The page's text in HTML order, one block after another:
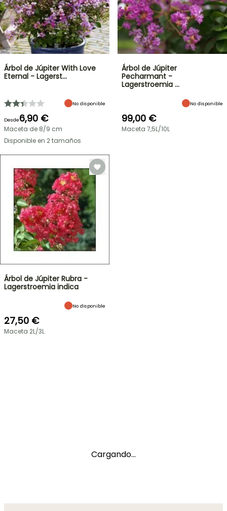
Árbol de Júpiter With Love
Eternal - Lagerst…
No disponible
Desde6,90 €
Maceta de 8/9 cm
Disponible en 2 tamaños
Árbol de Júpiter
Pecharmant -
Lagerstroemia …
No disponible
99,00 €
Maceta 7,5L/10L
Árbol de Júpiter Rubra -
Lagerstroemia indica
No disponible
27,50 €
Maceta 2L/3L
Cargando...